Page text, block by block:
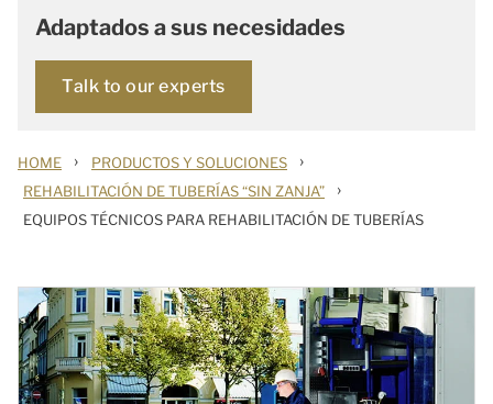
Adaptados a sus necesidades
Talk to our experts
HOME › PRODUCTOS Y SOLUCIONES ›
REHABILITACIÓN DE TUBERÍAS “SIN ZANJA” ›
EQUIPOS TÉCNICOS PARA REHABILITACIÓN DE TUBERÍAS